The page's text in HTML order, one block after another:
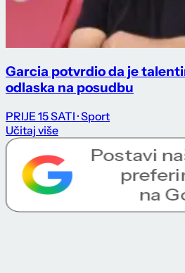
Garcia potvrdio da je
odlaska na posudbu
PRIJE 15 SATI · Sport
Učitaj više